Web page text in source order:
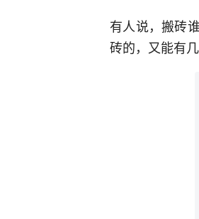
有人说，搬砖
砖的，又能有